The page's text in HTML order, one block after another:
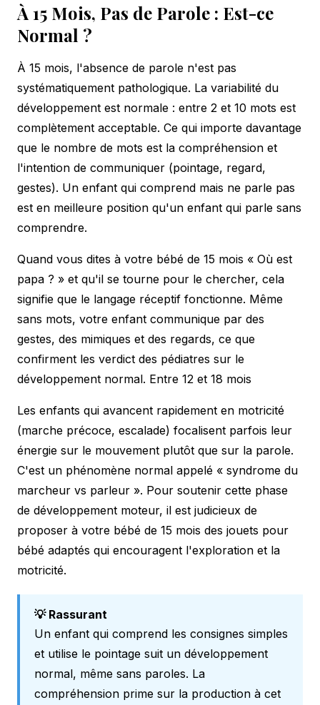
À 15 Mois, Pas de Parole : Est-ce
Normal ?
À 15 mois, l'absence de parole n'est pas
systématiquement pathologique. La variabilité du
développement est normale : entre 2 et 10 mots est
complètement acceptable. Ce qui importe davantage
que le nombre de mots est la compréhension et
l'intention de communiquer (pointage, regard,
gestes). Un enfant qui comprend mais ne parle pas
est en meilleure position qu'un enfant qui parle sans
comprendre.
Quand vous dites à votre bébé de 15 mois « Où est
papa ? » et qu'il se tourne pour le chercher, cela
signifie que le langage réceptif fonctionne. Même
sans mots, votre enfant communique par des
gestes, des mimiques et des regards, ce que
confirment les verdict des pédiatres sur le
développement normal. Entre 12 et 18 mois
Les enfants qui avancent rapidement en motricité
(marche précoce, escalade) focalisent parfois leur
énergie sur le mouvement plutôt que sur la parole.
C'est un phénomène normal appelé « syndrome du
marcheur vs parleur ». Pour soutenir cette phase
de développement moteur, il est judicieux de
proposer à votre bébé de 15 mois des jouets pour
bébé adaptés qui encouragent l'exploration et la
motricité.
💡 Rassurant
Un enfant qui comprend les consignes simples
et utilise le pointage suit un développement
normal, même sans paroles. La
compréhension prime sur la production à cet